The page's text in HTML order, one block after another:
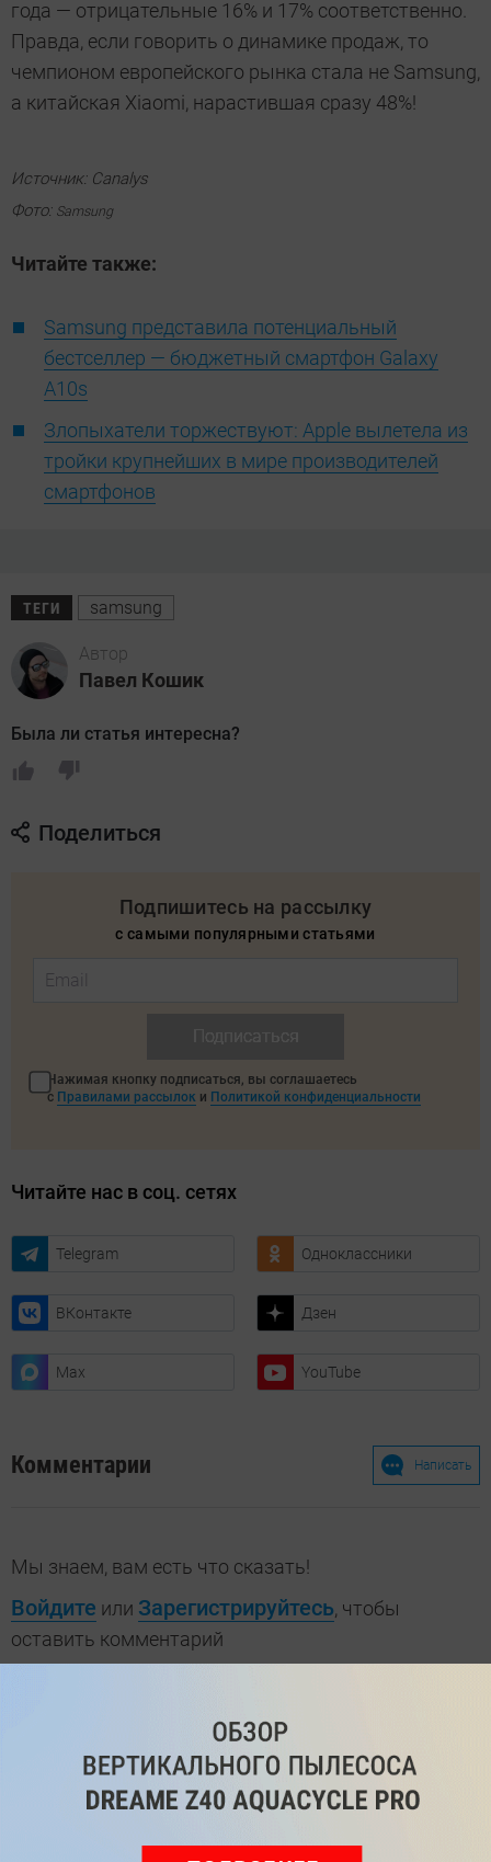
года — отрицательные 16% и 17% соответственно.
Правда, если говорить о динамике продаж, то
чемпионом европейского рынка стала не Samsung,
а китайская Xiaomi, нарастившая сразу 48%!
Источник: Canalys
Фото: Samsung
Читайте также:
Samsung представила потенциальный
бестселлер — бюджетный смартфон Galaxy
A10s
Злопыхатели торжествуют: Apple вылетела из
тройки крупнейших в мире производителей
смартфонов
ТЕГИ samsung
Автор
Павел Кошик
Была ли статья интересна?
Поделиться
Подпишитесь на рассылку
с самыми популярными статьями
Нажимая кнопку подписаться, вы соглашаетесь
с Правилами рассылок и Политикой конфиденциальности
Читайте нас в соц. сетях
Telegram Одноклассники
ВКонтакте Дзен
Max YouTube
Комментарии Написать
Мы знаем, вам есть что сказать!
Войдите или Зарегистрируйтесь, чтобы
оставить комментарий